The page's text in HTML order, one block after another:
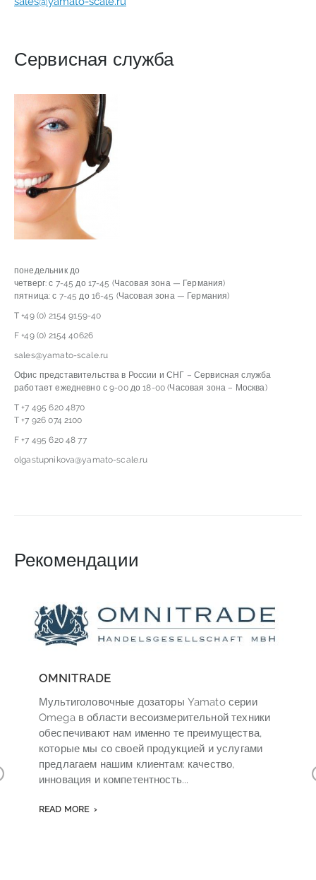
Сервисная служба
понедельник до
четверг: с 7-45 до 17-45 (Часовая зона — Германия)
пятница: с 7-45 до 16-45 (Часовая зона — Германия)
T +49 (0) 2154 9159-40
F +49 (0) 2154 40626
sales@yamato-scale.ru
Офис представительства в России и СНГ – Сервисная служба
работает ежедневно с 9-00 до 18-00 (Часовая зона – Москва)
T +7 495 620 4870
T +7 926 074 2100
F +7 495 620 48 77
olgastupnikova@yamato-scale.ru
Рекомендации
OMNITRADE
Мультиголовочные дозаторы Yamato серии
Omega в области весоизмерительной техники
обеспечивают нам именно те преимущества,
которые мы со своей продукцией и услугами
предлагаем нашим клиентам: качество,
инновация и компетентность...
READ MORE